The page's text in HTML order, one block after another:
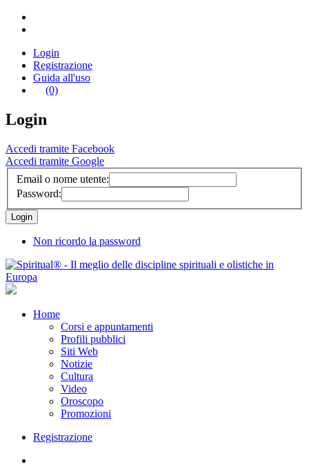
Login
Registrazione
Guida all'uso
(0)
Login
Accedi tramite Facebook
Accedi tramite Google
Email o nome utente:
Password:
Non ricordo la password
Home
Corsi e appuntamenti
Profili pubblici
Siti Web
Notizie
Cultura
Video
Oroscopo
Promozioni
Registrazione